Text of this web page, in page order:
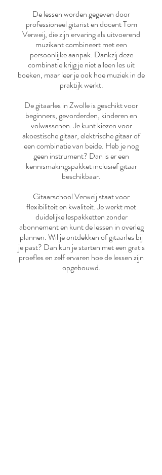
De lessen worden gegeven door
professioneel gitarist en docent Tom
Verweij, die zijn ervaring als uitvoerend
muzikant combineert met een
persoonlijke aanpak. Dankzij deze
combinatie krijg je niet alleen les uit
boeken, maar leer je ook hoe muziek in de
praktijk werkt.
De gitaarles in Zwolle is geschikt voor
beginners, gevorderden, kinderen en
volwassenen. Je kunt kiezen voor
akoestische gitaar, elektrische gitaar of
een combinatie van beide. Heb je nog
geen instrument? Dan is er een
kennismakingspakket inclusief gitaar
beschikbaar.
Gitaarschool Verweij staat voor
flexibiliteit en kwaliteit. Je werkt met
duidelijke lespakketten zonder
abonnement en kunt de lessen in overleg
plannen. Wil je ontdekken of gitaarles bij
je past? Dan kun je starten met een gratis
proefles en zelf ervaren hoe de lessen zijn
opgebouwd.